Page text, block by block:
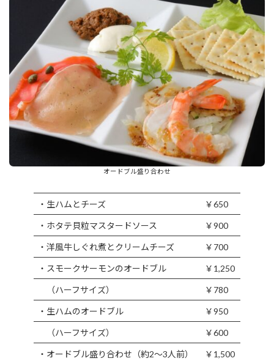
オードブル盛り合わせ
・生ハムとチーズ ￥650
・ホタテ貝粒マスタードソース ￥900
・洋風牛しぐれ煮とクリームチーズ ￥700
・スモークサーモンのオードブル ￥1,250
（ハーフサイズ） ￥780
・生ハムのオードブル ￥950
（ハーフサイズ） ￥600
・オードブル盛り合わせ（約2～3人前） ￥1,500